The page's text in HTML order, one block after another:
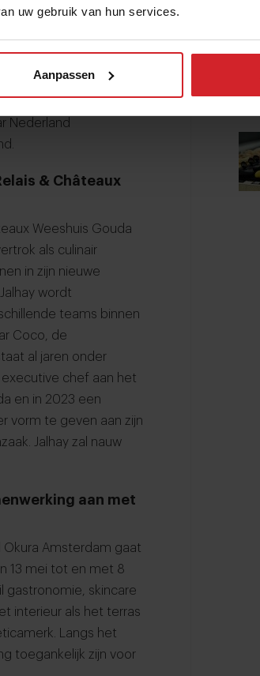
uw gebruik van hun services.
Aanpassen
van Bocuse d’Or
benutten om haar
Tijdens Gastvrij
hoe de toekomst
Nederlandse finale
Nederland
& Châteaux
Weeshuis Gouda
als culinair
in zijn nieuwe
wordt
teams binnen
Coco, de
al jaren onder
executive chef aan het
en in 2023 een
vorm te geven aan zijn
Jalhay zal nauw
aan met
Amsterdam gaat
13 mei tot en met 8
gastronomie, skincare
interieur als het terras
Langs het
toegankelijk zijn voor